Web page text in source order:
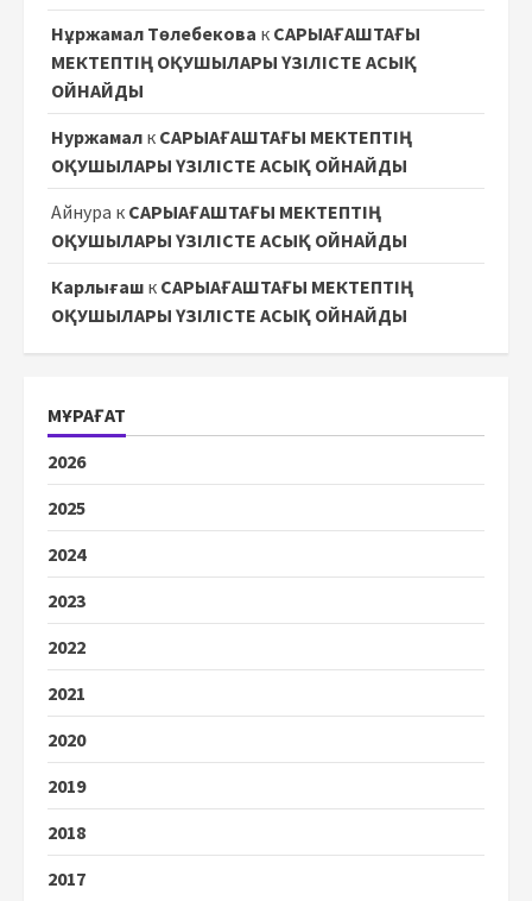
Нұржамал Төлебекова к САРЫАҒАШТАҒЫ
МЕКТЕПТІҢ ОҚУШЫЛАРЫ ҮЗІЛІСТЕ АСЫҚ
ОЙНАЙДЫ
Нуржамал к САРЫАҒАШТАҒЫ МЕКТЕПТІҢ
ОҚУШЫЛАРЫ ҮЗІЛІСТЕ АСЫҚ ОЙНАЙДЫ
Айнура к САРЫАҒАШТАҒЫ МЕКТЕПТІҢ
ОҚУШЫЛАРЫ ҮЗІЛІСТЕ АСЫҚ ОЙНАЙДЫ
Карлығаш к САРЫАҒАШТАҒЫ МЕКТЕПТІҢ
ОҚУШЫЛАРЫ ҮЗІЛІСТЕ АСЫҚ ОЙНАЙДЫ
МҰРАҒАТ
2026
2025
2024
2023
2022
2021
2020
2019
2018
2017